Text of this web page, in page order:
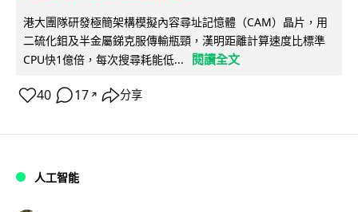
港大團隊研發極簡架構模擬內容尋址記憶體（CAM）晶片，用
二硫化鉬及半金屬銻克服傳輸瓶頸，漢明距離計算速度比標準
CPU快1億倍，每次搜尋耗能低...
閱讀全文
40 17 ↗ 分享
人工智能